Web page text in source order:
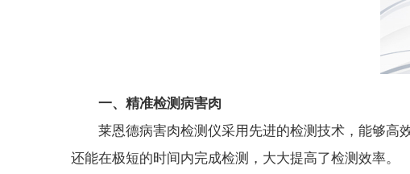
一、精准检测病害肉
莱恩德病害肉检测仪采用先进的检测技术，能够高
还能在极短的时间内完成检测，大大提高了检测效率。